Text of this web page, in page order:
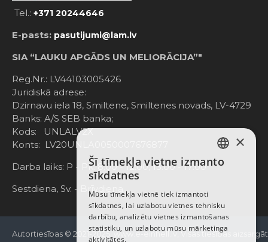
Tel.: +371 20244646
E-pasts: pasutijumi@lam.lv
SIA “LAUKU APGĀDS UN MELIORĀCIJA”"
Reg.Nr.: LV44103005426
Juridiskā adrese:
Dzirnavu iela 18, Smiltene, Smiltenes novads, LV-4729
Banks: A/S SEB banka;
Kods: UNLALV2X
Konts: LV20UNLA0050007676877
Darba laiks: P - Pk. 8:00 - 12:00; 13:00 - 17:00
Sestdiena, Sv. - Brīvdiena
Autortiesības © 2021-2025, www.e-einhell.lv, Visas tiesības
LATVIAN
ENGLISH
×
Šī tīmekļa vietne izmanto
sīkdatnes
Mūsu tīmekļa vietnē tiek izmantoti
sīkdatnes, lai uzlabotu vietnes tehnisku
darbību, analizētu vietnes izmantošanas
statistiku, un uzlabotu mūsu mārketinga
aktivitātes.